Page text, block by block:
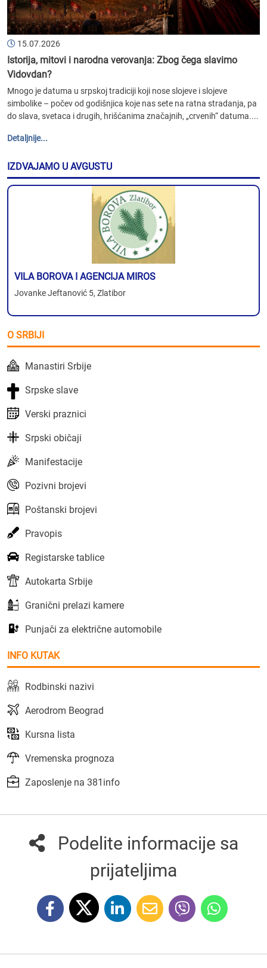
15.07.2026
Istorija, mitovi i narodna verovanja: Zbog čega slavimo
Vidovdan?
Mnogo je datuma u srpskoj tradiciji koji nose slojeve i slojeve
simbolike – počev od godišnjica koje nas sete na ratna stradanja, pa
do slava, svetaca i drugih, hrišćanima značajnih, „crvenih“ datuma....
Detaljnije...
IZDVAJAMO U AVGUSTU
VILA BOROVA I AGENCIJA MIROS
Jovanke Jeftanović 5, Zlatibor
O SRBIJI
Manastiri Srbije
Srpske slave
Verski praznici
Srpski običaji
Manifestacije
Pozivni brojevi
Poštanski brojevi
Pravopis
Registarske tablice
Autokarta Srbije
Granični prelazi kamere
Punjači za električne automobile
INFO KUTAK
Rodbinski nazivi
Aerodrom Beograd
Kursna lista
Vremenska prognoza
Zaposlenje na 381info
Podelite informacije sa
prijateljima